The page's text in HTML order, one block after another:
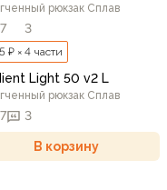
рюкзак Сплав
3
₽ × 4 части
Light 50 v2 L
рюкзак Сплав
3
В корзину